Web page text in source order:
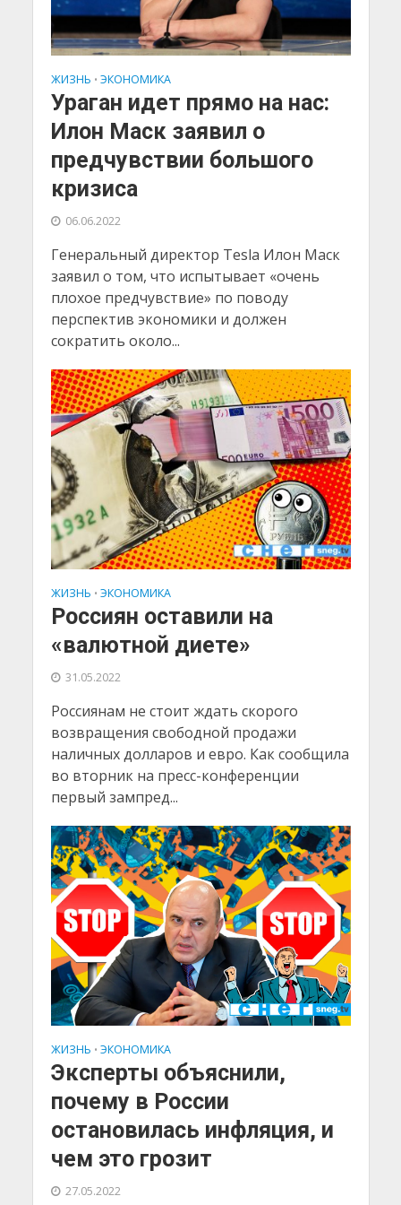
ЖИЗНЬ • ЭКОНОМИКА
Ураган идет прямо на нас:
Илон Маск заявил о
предчувствии большого
кризиса
06.06.2022
Генеральный директор Tesla Илон Маск
заявил о том, что испытывает «очень
плохое предчувствие» по поводу
перспектив экономики и должен
сократить около...
ЖИЗНЬ • ЭКОНОМИКА
Россиян оставили на
«валютной диете»
31.05.2022
Россиянам не стоит ждать скорого
возвращения свободной продажи
наличных долларов и евро. Как сообщила
во вторник на пресс-конференции
первый зампред...
ЖИЗНЬ • ЭКОНОМИКА
Эксперты объяснили,
почему в России
остановилась инфляция, и
чем это грозит
27.05.2022